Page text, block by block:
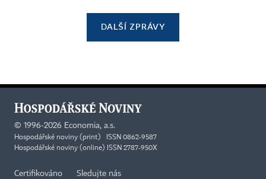
DALŠÍ ZPRÁVY
© 1996-2026 Economia, a.s.
Hospodářské noviny (print) ISSN 0862-9587
Hospodářské noviny (online) ISSN 2787-950X
Certifikováno Sledujte nás